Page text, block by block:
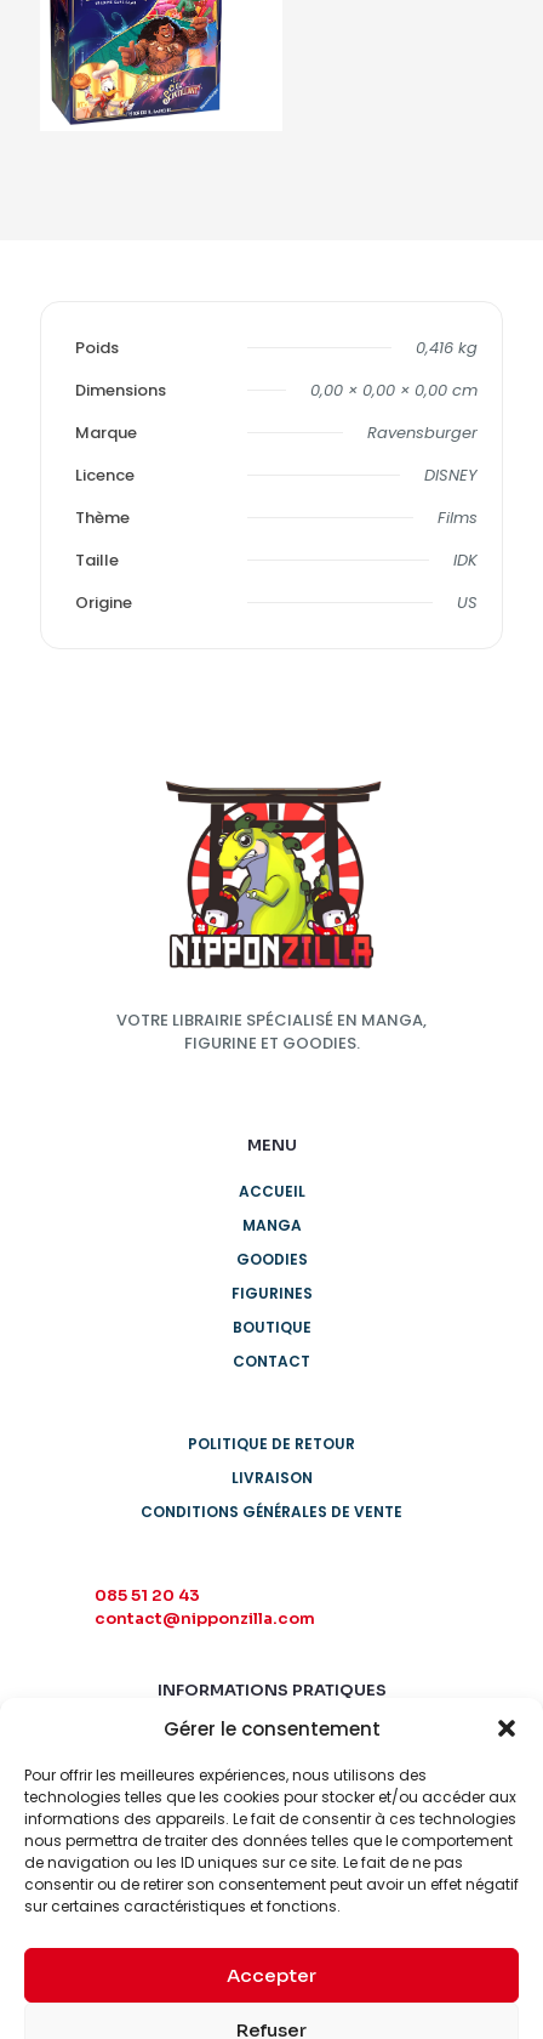
Gérer le consentement
Pour offrir les meilleures expériences, nous utilisons des
technologies telles que les cookies pour stocker et/ou accéder aux
informations des appareils. Le fait de consentir à ces technologies
nous permettra de traiter des données telles que le comportement
de navigation ou les ID uniques sur ce site. Le fait de ne pas
consentir ou de retirer son consentement peut avoir un effet négatif
sur certaines caractéristiques et fonctions.
Accepter
Refuser
Poids
0,416 kg
Dimensions
0,00 × 0,00 × 0,00 cm
Marque
Ravensburger
Licence
DISNEY
Thème
Films
Taille
IDK
Origine
US
VOTRE LIBRAIRIE SPÉCIALISÉ EN MANGA,
FIGURINE ET GOODIES.
MENU
ACCUEIL
MANGA
GOODIES
FIGURINES
BOUTIQUE
CONTACT
POLITIQUE DE RETOUR
LIVRAISON
CONDITIONS GÉNÉRALES DE VENTE
085 51 20 43
contact@nipponzilla.com
INFORMATIONS PRATIQUES
MARDI-SAMEDI
LUNDI-DIMANCHE
FERMÉ
© 2026 Nipponzilla. Tous
Mentions